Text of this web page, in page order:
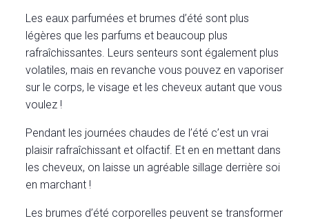
Les eaux parfumées et brumes d’été sont plus
légères que les parfums et beaucoup plus
rafraîchissantes. Leurs senteurs sont également plus
volatiles, mais en revanche vous pouvez en vaporiser
sur le corps, le visage et les cheveux autant que vous
voulez !
Pendant les journées chaudes de l’été c’est un vrai
plaisir rafraîchissant et olfactif. Et en en mettant dans
les cheveux, on laisse un agréable sillage derrière soi
en marchant !
Les brumes d’été corporelles peuvent se transformer